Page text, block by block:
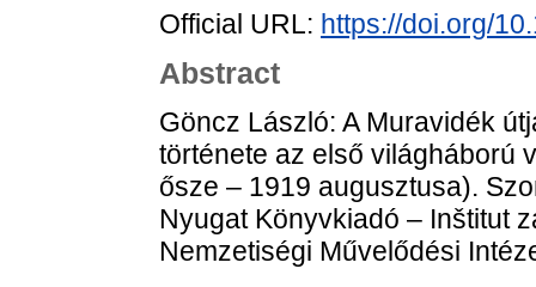
Official URL: https://doi.org/
Abstract
Göncz László: A Muravidék
története az első világháború
ősze – 1919 augusztusa).
Nyugat Könyvkiadó – Inštitut
Nemzetiségi Művelődési